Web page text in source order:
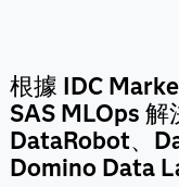
根據 IDC
SAS MLOps
DataRobot、
Domino Data